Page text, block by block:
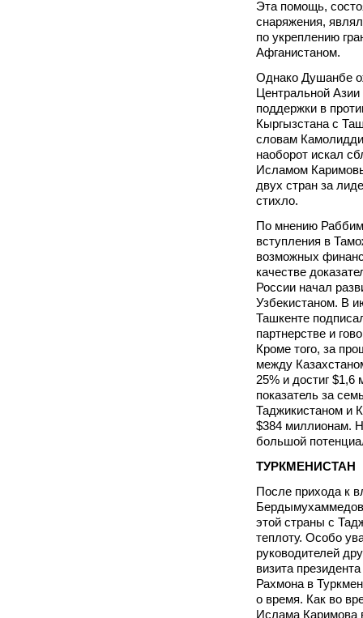
Эта помощь,
снаряжения,
по укреплению
Афганистаном.
Однако Душанбе
Центральной
поддержки в
Кыргызстана с
словам
наоборот искал
Исламом
двух стран за
стихло.
По мнению
вступления в
возможных
качестве
России начал
Узбекистаном. В
Ташкенте
партнерстве и
Кроме того, за
между
25% и достиг
показатель за
Таджикистаном и
$384 миллионам.
большой
ТУРКМЕНИСТАН
После прихода к
этой страны с
теплоту. Особо
руководителей
визита
Рахмона в
о время. Как во
Ислама Каримова